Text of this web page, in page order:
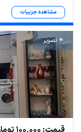
مشاهده جزییات
4 تصویر